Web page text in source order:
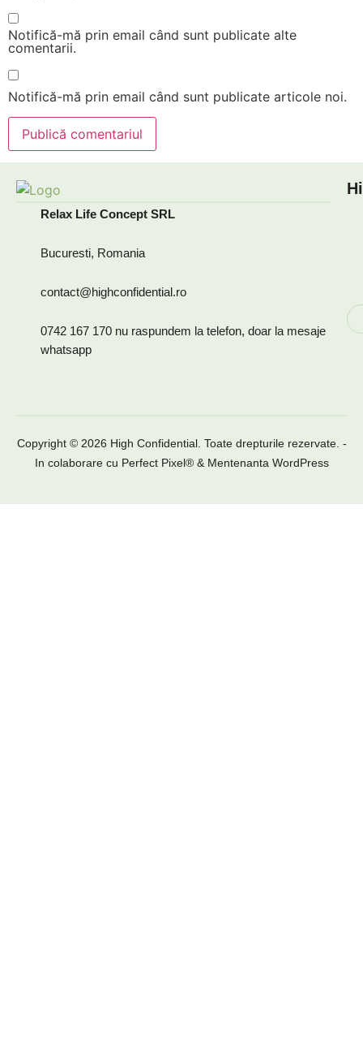
Notifică-mă prin email când sunt publicate alte
comentarii.
Notifică-mă prin email când sunt publicate articole noi.
Relax Life Concept SRL
Bucuresti, Romania
contact@highconfidential.ro
0742 167 170 nu raspundem la telefon, doar la mesaje
whatsapp
Copyright © 2026 High Confidential. Toate drepturile rezervate. -
In colaborare cu Perfect Pixel®& Mentenanta WordPress